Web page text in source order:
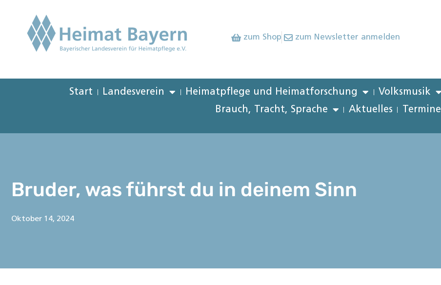
zum Shop zum Newsletter anmelden
Start Landesverein Heimatpflege und Heimatforschung Volksmusik
Brauch, Tracht, Sprache
Aktuelles Termine
Bruder, was führst du in deinem Sinn
Oktober 14, 2024